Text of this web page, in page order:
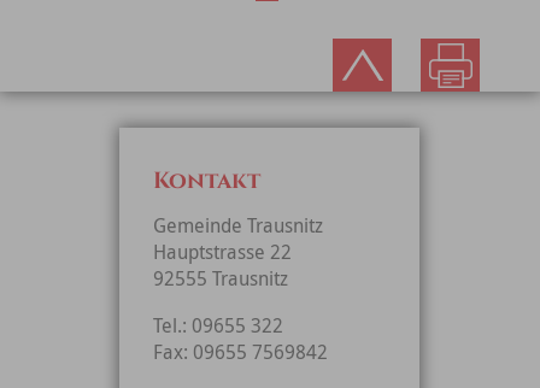
Kontakt
Gemeinde Trausnitz
Hauptstrasse 22
92555 Trausnitz
Tel.: 09655 322
Fax: 09655 7569842